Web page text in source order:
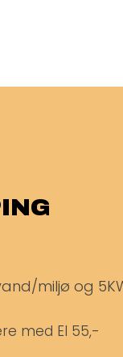
miljø og
med El 55,-